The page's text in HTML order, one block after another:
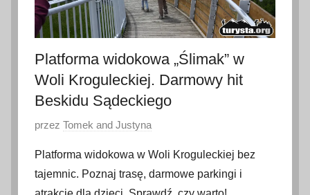
6
Platforma widokowa „Ślimak” w
Woli Kroguleckiej. Darmowy hit
Beskidu Sądeckiego
O
u
b
przez Tomek and Justyna
Platforma widokowa w Woli Kroguleckiej bez
tajemnic. Poznaj trasę, darmowe parkingi i